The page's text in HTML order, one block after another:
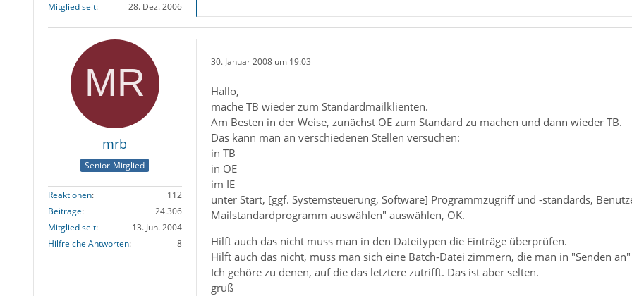
Mitglied seit
28. Dez. 2006
mrb
Senior-Mitglied
Reaktionen
112
Beiträge
24.306
Mitglied seit
13. Jun. 2004
Hilfreiche Antworten
8
30. Januar 2008 um 19:03
Hallo,
mache TB wieder zum Standardmailklienten.
Am Besten in der Weise, zunächst OE zum Standard zu machen und dann wieder TB.
Das kann man an verschiedenen Stellen versuchen:
in TB
in OE
im IE
unter Start, [ggf. Systemsteuerung, Software] Programmzugriff und -standards,
Mailstandardprogramm auswählen" auswählen, OK.
Hilft auch das nicht muss man in den Dateitypen die Einträge überprüfen.
Hilft auch das nicht, muss man sich eine Batch-Datei zimmern, die man in "Senden
Ich gehöre zu denen, auf die das letztere zutrifft. Das ist aber selten.
gruß